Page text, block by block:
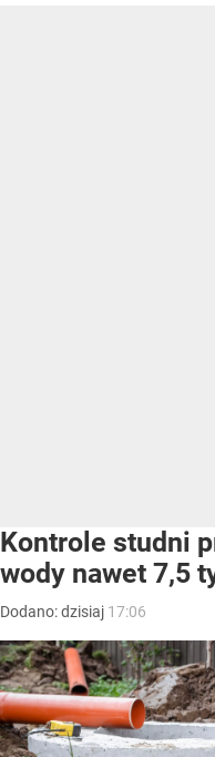
Kontrole studni
wody nawet 7,5
Dodano:dzisiaj 17:06